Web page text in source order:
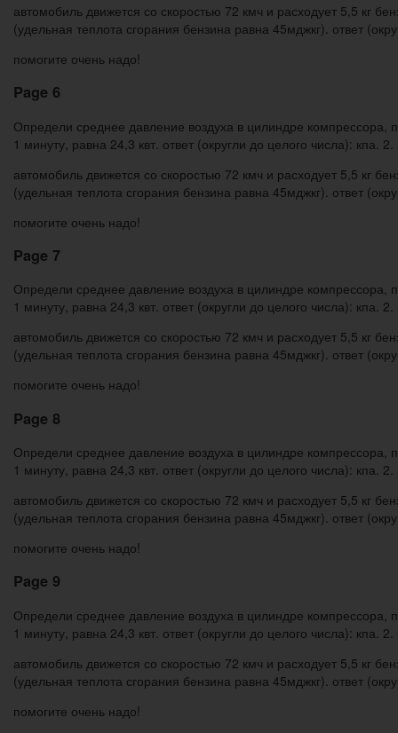
автомобиль движется со скоростью 72 кмч и расходует 5,5 кг
(удельная теплота сгорания бензина равна 45мджкг). ответ
помогите очень надо!
Page 6
Определи среднее давление воздуха в цилиндре
1 минуту, равна 24,3 квт. ответ (округли до целого числа): кпа. 2.
автомобиль движется со скоростью 72 кмч и расходует 5,5 кг
(удельная теплота сгорания бензина равна 45мджкг). ответ
помогите очень надо!
Page 7
Определи среднее давление воздуха в цилиндре
1 минуту, равна 24,3 квт. ответ (округли до целого числа): кпа. 2.
автомобиль движется со скоростью 72 кмч и расходует 5,5 кг
(удельная теплота сгорания бензина равна 45мджкг). ответ
помогите очень надо!
Page 8
Определи среднее давление воздуха в цилиндре
1 минуту, равна 24,3 квт. ответ (округли до целого числа): кпа. 2.
автомобиль движется со скоростью 72 кмч и расходует 5,5 кг
(удельная теплота сгорания бензина равна 45мджкг). ответ
помогите очень надо!
Page 9
Определи среднее давление воздуха в цилиндре
1 минуту, равна 24,3 квт. ответ (округли до целого числа): кпа. 2.
автомобиль движется со скоростью 72 кмч и расходует 5,5 кг
(удельная теплота сгорания бензина равна 45мджкг). ответ
помогите очень надо!